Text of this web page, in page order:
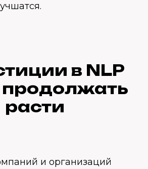
в NLP
продолжать
расти
и организаций